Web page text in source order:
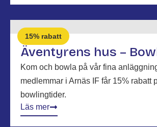
15% rabatt
Äventyrens hus –
Kom och bowla på vår fina
medlemmar i Arnäs IF får 15% rabatt
bowlingtider.
Läs mer